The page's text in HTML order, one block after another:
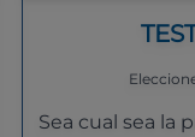
Sea cual sea la